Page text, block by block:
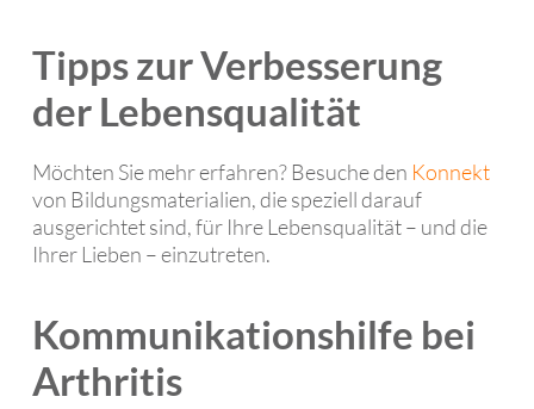
Tipps zur Verbesserung
der Lebensqualität
Möchten Sie mehr erfahren? Besuche den Konnekt
von Bildungsmaterialien, die speziell darauf
ausgerichtet sind, für Ihre Lebensqualität – und die
Ihrer Lieben – einzutreten.
Kommunikationshilfe bei
Arthritis